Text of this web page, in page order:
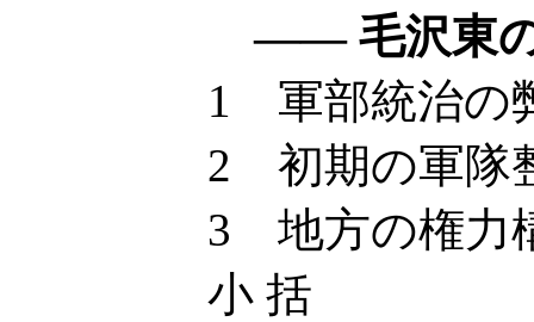
—— 毛沢東のジ
1 軍部統治の弊
2 初期の軍隊
3 地方の権力構
小 括